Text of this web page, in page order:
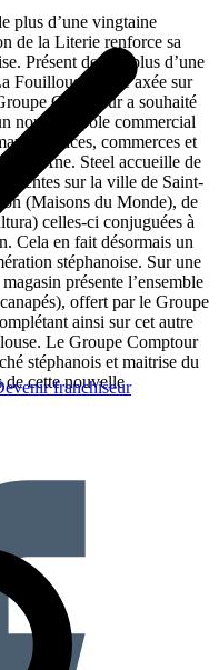
franchiseur
plus d’une vingtaine
de la Literie renforce sa
Présent depuis plus d’une
Fouillouse, zone axée sur
Comptour a souhaité
nouveau pôle commercial
services, commerces et
l’Âne. Steel accueille de
sur la ville de Saint-
(Maisons du Monde), de
celles-ci conjuguées à
Cela en fait désormais un
stéphanoise. Sur une
présente l’ensemble
offert par le Groupe
ainsi sur cet autre
Le Groupe Comptour
stéphanois et maitrise du
de cette nouvelle